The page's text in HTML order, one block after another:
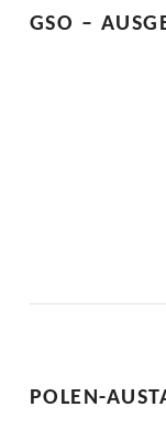
O
GSO –
POLEN-